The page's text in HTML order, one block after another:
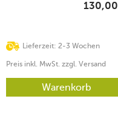
Lieferzeit: 2-3 Wochen
130,00
Preis inkl. MwSt. zzgl. Versand
Warenkorb